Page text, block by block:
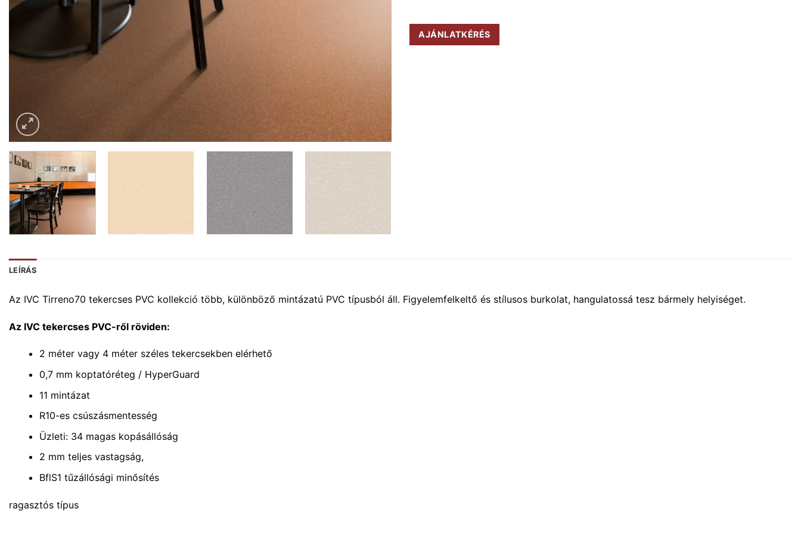
AJÁNLATKÉRÉS
LEÍRÁS
Az IVC Tirreno70 tekercses PVC kollekció több, különböző mintázatú PVC típusból áll. Figyelemfelkeltő és stílusos burkolat, hangulatossá tesz bármely helyiséget.
Az IVC tekercses PVC-ről röviden:
2 méter vagy 4 méter széles tekercsekben elérhető
0,7 mm koptatóréteg / HyperGuard
11 mintázat
R10-es csúszásmentesség
Üzleti: 34 magas kopásállóság
2 mm teljes vastagság,
BflS1 tűzállósági minősítés
ragasztós típus